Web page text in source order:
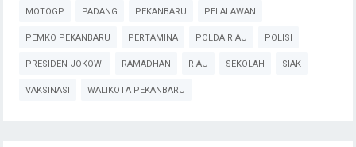
MOTOGP PADANG PEKANBARU PELALAWAN
PEMKO PEKANBARU PERTAMINA POLDA RIAU POLISI
PRESIDEN JOKOWI RAMADHAN RIAU SEKOLAH SIAK
VAKSINASI WALIKOTA PEKANBARU